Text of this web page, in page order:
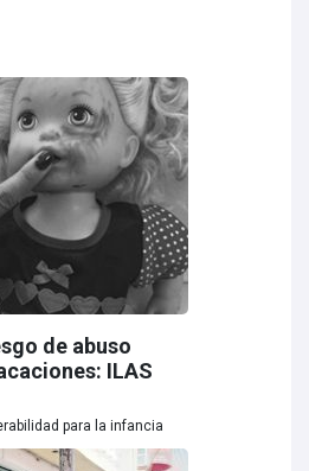
de abuso
ILAS
para la infancia